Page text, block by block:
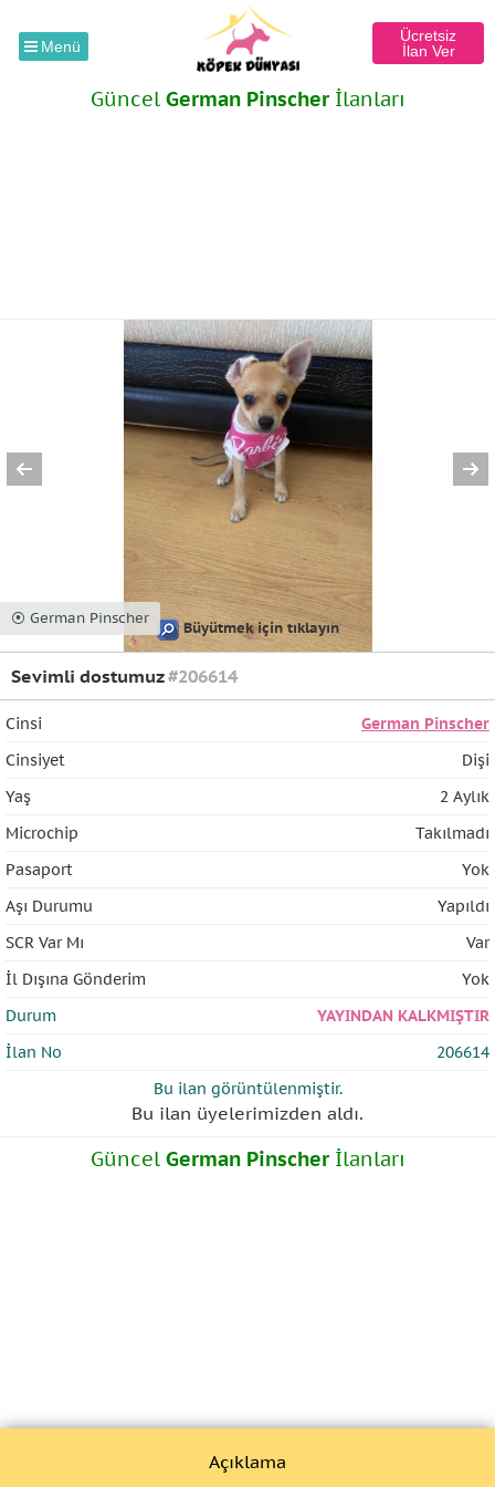
Menü
Ücretsiz
İlan Ver
Güncel German Pinscherİlanları
⦿ German Pinscher
Büyütmek için tıklayın
Sevimli dostumuz#206614
Cinsi
German Pinscher
Cinsiyet
Dişi
Yaş
2 Aylık
Microchip
Takılmadı
Pasaport
Yok
Aşı Durumu
Yapıldı
SCR Var Mı
Var
İl Dışına Gönderim
Yok
Durum
YAYINDAN KALKMIŞTIR
İlan No
206614
Bu ilan görüntülenmiştir.
Bu ilan üyelerimizden aldı.
Güncel German Pinscherİlanları
Açıklama